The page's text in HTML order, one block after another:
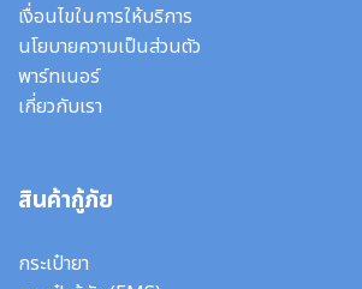
เงื่อนไขในการให้บริการ
นโยบายความเป็นส่วนตัว
พาร์ทเนอร์
เกี่ยวกับเรา
สินค้ากู้ภัย
กระเป๋ายา